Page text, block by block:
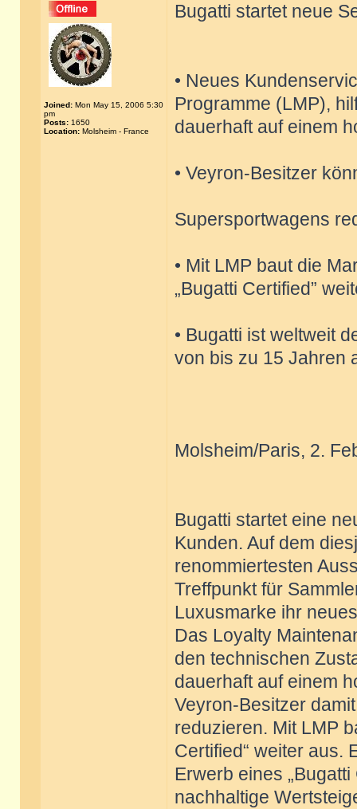
Joined: Mon May 15, 2006 5:30
pm
Posts: 1650
Location: Molsheim - France
Bugatti startet neue
• Neues
Programme (LMP),
dauerhaft auf einem
• Veyron-Besitzer
Supersportwagens
• Mit LMP baut die
„Bugatti Certified”
• Bugatti ist weltweit
von bis zu 15 Jahren
Molsheim/Paris, 2.
Bugatti startet eine
Kunden. Auf dem
renommiertesten
Treffpunkt für
Luxusmarke ihr
Das Loyalty
den technischen
dauerhaft auf einem
Veyron-Besitzer
reduzieren. Mit LMP
Certified“ weiter aus.
Erwerb eines
nachhaltige